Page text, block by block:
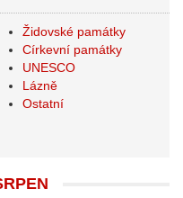
Židovské památky
Církevní památky
UNESCO
Lázně
Ostatní